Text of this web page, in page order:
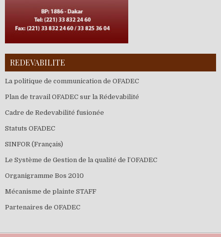
REDEVABILITE
La politique de communication de OFADEC
Plan de travail OFADEC sur la Rédevabilité
Cadre de Redevabilité fusionée
Statuts OFADEC
SINFOR (Français)
Le Système de Gestion de la qualité de l’OFADEC
Organigramme Bos 2010
Mécanisme de plainte STAFF
Partenaires de OFADEC